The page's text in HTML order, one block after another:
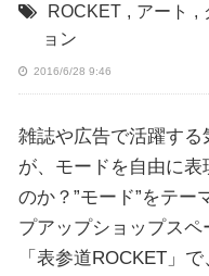
ROCKET , アート ,
ョン
2016/6/28 9:46
雑誌や広告で活躍する
が、モードを自由に
のか？”モード”をテー
プアップショップス
「表参道ROCKET」